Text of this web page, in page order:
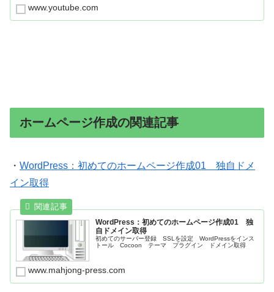
www.youtube.com
ホームページ作成の関連記事
・ WordPress：初めてのホームページ作成01 独自ドメ
イン取得
WordPress：初めてのホームページ作成01 独
自ドメイン取得
初めてのサーバー登録 SSLを設定 WordPressをインス
トール Cocoon テーマ プラグイン ドメイン取得
www.mahjong-press.com